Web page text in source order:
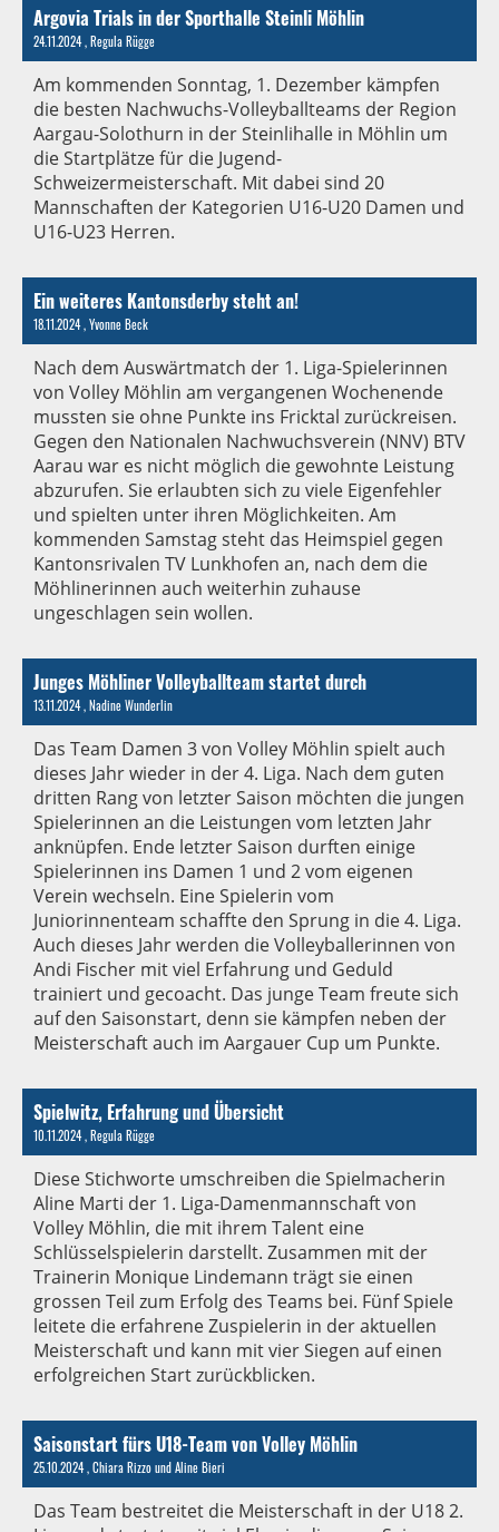
Argovia Trials in der Sporthalle Steinli Möhlin
24.11.2024, Regula Rügge
Am kommenden Sonntag, 1. Dezember kämpfen
die besten Nachwuchs-Volleyballteams der Region
Aargau-Solothurn in der Steinlihalle in Möhlin um
die Startplätze für die Jugend-
Schweizermeisterschaft. Mit dabei sind 20
Mannschaften der Kategorien U16-U20 Damen und
U16-U23 Herren.
Ein weiteres Kantonsderby steht an!
18.11.2024, Yvonne Beck
Nach dem Auswärtmatch der 1. Liga-Spielerinnen
von Volley Möhlin am vergangenen Wochenende
mussten sie ohne Punkte ins Fricktal zurückreisen.
Gegen den Nationalen Nachwuchsverein (NNV) BTV
Aarau war es nicht möglich die gewohnte Leistung
abzurufen. Sie erlaubten sich zu viele Eigenfehler
und spielten unter ihren Möglichkeiten. Am
kommenden Samstag steht das Heimspiel gegen
Kantonsrivalen TV Lunkhofen an, nach dem die
Möhlinerinnen auch weiterhin zuhause
ungeschlagen sein wollen.
Junges Möhliner Volleyballteam startet durch
13.11.2024, Nadine Wunderlin
Das Team Damen 3 von Volley Möhlin spielt auch
dieses Jahr wieder in der 4. Liga. Nach dem guten
dritten Rang von letzter Saison möchten die jungen
Spielerinnen an die Leistungen vom letzten Jahr
anknüpfen. Ende letzter Saison durften einige
Spielerinnen ins Damen 1 und 2 vom eigenen
Verein wechseln. Eine Spielerin vom
Juniorinnenteam schaffte den Sprung in die 4. Liga.
Auch dieses Jahr werden die Volleyballerinnen von
Andi Fischer mit viel Erfahrung und Geduld
trainiert und gecoacht. Das junge Team freute sich
auf den Saisonstart, denn sie kämpfen neben der
Meisterschaft auch im Aargauer Cup um Punkte.
Spielwitz, Erfahrung und Übersicht
10.11.2024, Regula Rügge
Diese Stichworte umschreiben die Spielmacherin
Aline Marti der 1. Liga-Damenmannschaft von
Volley Möhlin, die mit ihrem Talent eine
Schlüsselspielerin darstellt. Zusammen mit der
Trainerin Monique Lindemann trägt sie einen
grossen Teil zum Erfolg des Teams bei. Fünf Spiele
leitete die erfahrene Zuspielerin in der aktuellen
Meisterschaft und kann mit vier Siegen auf einen
erfolgreichen Start zurückblicken.
Saisonstart fürs U18-Team von Volley Möhlin
25.10.2024, Chiara Rizzo und Aline Bieri
Das Team bestreitet die Meisterschaft in der U18 2.